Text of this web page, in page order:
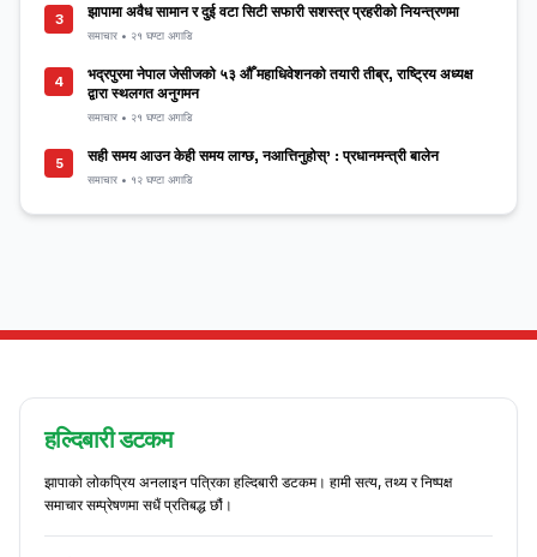
3 झापामा अवैध सामान र दुई वटा सिटी सफारी सशस्त्र प्रहरीको नियन्त्रणमा
समाचार • २१ घण्टा अगाडि
4
भद्रपुरमा नेपाल जेसीजको ५३ औँ महाधिवेशनको तयारी तीब्र, राष्ट्रिय अध्यक्ष
द्वारा स्थलगत अनुगमन
समाचार • २१ घण्टा अगाडि
5 सही समय आउन केही समय लाग्छ, नआत्तिनुहोस्’ : प्रधानमन्त्री बालेन
समाचार • १२ घण्टा अगाडि
हल्दिबारी डटकम
झापाको लोकप्रिय अनलाइन पत्रिका हल्दिबारी डटकम। हामी सत्य, तथ्य र निष्पक्ष
समाचार सम्प्रेषणमा सधैं प्रतिबद्ध छौं।